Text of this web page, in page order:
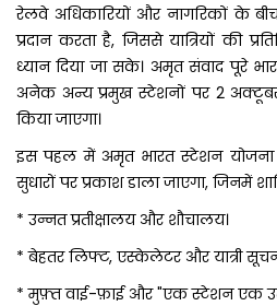
रेलवे अधिकारियों और नागरिकों के
प्रदान करता है, जिससे यात्रियों की
ध्यान दिया जा सके। अमृत संवाद पूरे
अनेक अन्य प्रमुख स्टेशनों पर 2
किया जाएगा।
इस पहल में अमृत भारत स्टेशन
सुधारों पर प्रकाश डाला जाएगा, जिनमें
* उन्नत प्रतीक्षालय और शौचालय।
* बेहतर लिफ्ट, एस्केलेटर और यात्री
* मुफ़्त वाई-फ़ाई और "एक स्टेशन एक